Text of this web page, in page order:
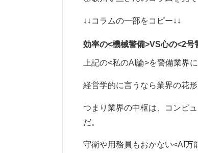
↓↓コラムの一部をコピー↓↓
効率の<機械警備>VS心の<2号
上記の<私のAI論>を警備業界
経営学的に言うなら業界の花形
つまり業界の中枢は、コンピ
だ。
守衛や用務員もおかない<AI万